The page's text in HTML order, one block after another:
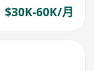
$30K-60K/月